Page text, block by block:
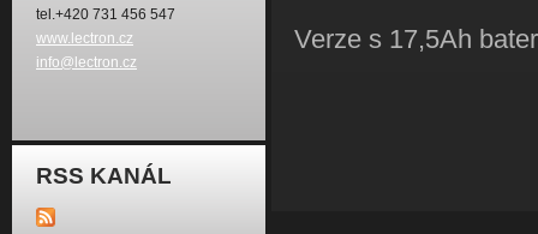
tel.+420 731 456 547
www.lectron.cz
info@lectron.cz
RSS KANÁL
Verze s 17,5Ah